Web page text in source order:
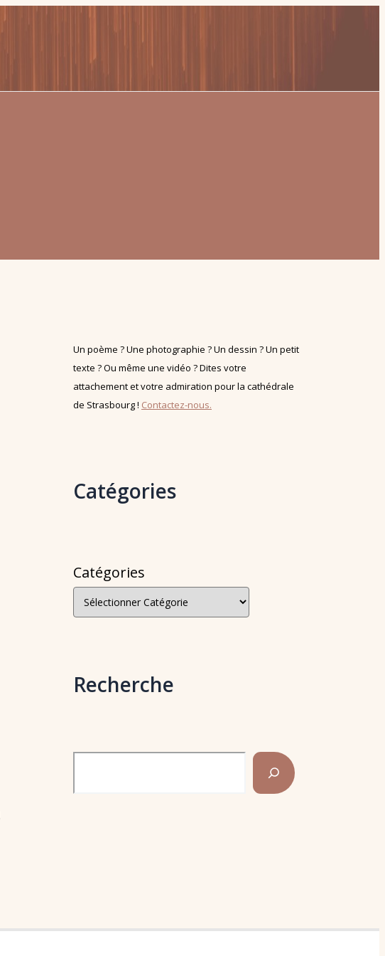
Un poème ? Une photographie ? Un dessin ? Un petit
texte ? Ou même une vidéo ? Dites votre
attachement et votre admiration pour la cathédrale
de Strasbourg ! Contactez-nous.
Catégories
Catégories
Recherche